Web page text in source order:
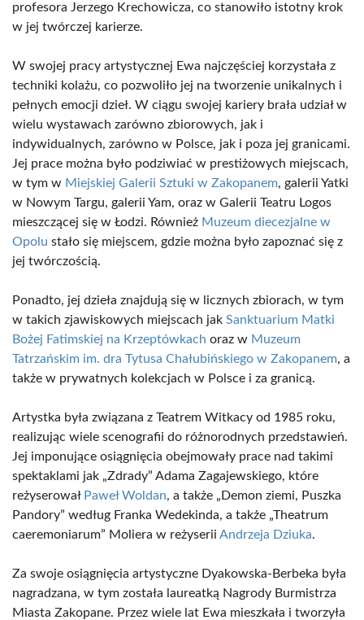
profesora Jerzego Krechowicza, co stanowiło istotny krok
w jej twórczej karierze.
W swojej pracy artystycznej Ewa najczęściej korzystała z
techniki kolażu, co pozwoliło jej na tworzenie unikalnych i
pełnych emocji dzieł. W ciągu swojej kariery brała udział w
wielu wystawach zarówno zbiorowych, jak i
indywidualnych, zarówno w Polsce, jak i poza jej granicami.
Jej prace można było podziwiać w prestiżowych miejscach,
w tym w Miejskiej Galerii Sztuki w Zakopanem, galerii Yatki
w Nowym Targu, galerii Yam, oraz w Galerii Teatru Logos
mieszczącej się w Łodzi. Również Muzeum diecezjalne w
Opolu stało się miejscem, gdzie można było zapoznać się z
jej twórczością.
Ponadto, jej dzieła znajdują się w licznych zbiorach, w tym
w takich zjawiskowych miejscach jak Sanktuarium Matki
Bożej Fatimskiej na Krzeptówkach oraz w Muzeum
Tatrzańskim im. dra Tytusa Chałubińskiego w Zakopanem, a
także w prywatnych kolekcjach w Polsce i za granicą.
Artystka była związana z Teatrem Witkacy od 1985 roku,
realizując wiele scenografii do różnorodnych przedstawień.
Jej imponujące osiągnięcia obejmowały prace nad takimi
spektaklami jak „Zdrady” Adama Zagajewskiego, które
reżyserował Paweł Woldan, a także „Demon ziemi, Puszka
Pandory” według Franka Wedekinda, a także „Theatrum
caeremoniarum” Moliera w reżyserii Andrzeja Dziuka.
Za swoje osiągnięcia artystyczne Dyakowska-Berbeka była
nagradzana, w tym została laureatką Nagrody Burmistrza
Miasta Zakopane. Przez wiele lat Ewa mieszkała i tworzyła